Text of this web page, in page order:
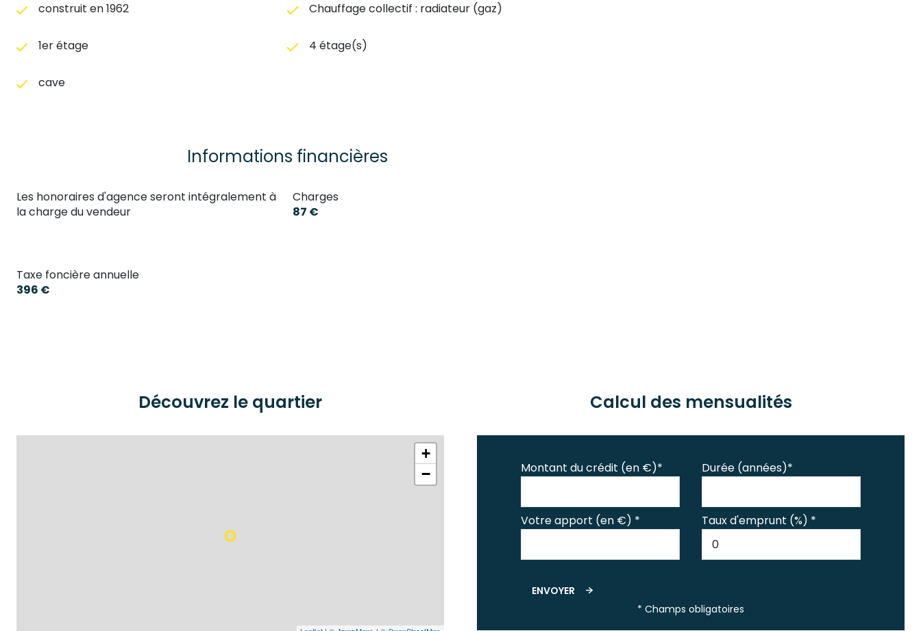
construit en 1962 Chauffage collectif : radiateur (gaz)
1er étage 4 étage(s)
cave
Informations financières
Les honoraires d'agence seront intégralement à
la charge du vendeur
Charges
87 €
Taxe foncière annuelle
396 €
Découvrez le quartier
+
−
Calcul des mensualités
Montant du crédit (en €)* Durée (années)*
Votre apport (en €) * Taux d'emprunt (%) *
ENVOYER
* Champs obligatoires